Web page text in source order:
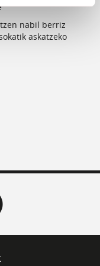
nabil berriz
askatzeko